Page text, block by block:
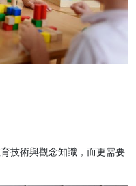
技術與觀念知識，而更需要